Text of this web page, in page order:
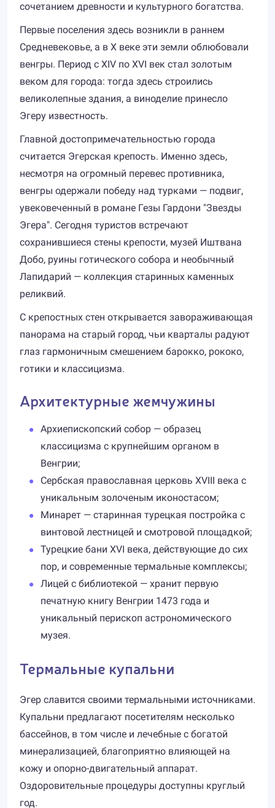
сочетанием древности и культурного богатства.
Первые поселения здесь возникли в раннем
Средневековье, а в X веке эти земли облюбовали
венгры. Период с XIV по XVI век стал золотым
веком для города: тогда здесь строились
великолепные здания, а виноделие принесло
Эгеру известность.
Главной достопримечательностью города
считается Эгерская крепость. Именно здесь,
несмотря на огромный перевес противника,
венгры одержали победу над турками — подвиг,
увековеченный в романе Гезы Гардони "Звезды
Эгера". Сегодня туристов встречают
сохранившиеся стены крепости, музей Иштвана
Добо, руины готического собора и необычный
Лапидарий — коллекция старинных каменных
реликвий.
С крепостных стен открывается завораживающая
панорама на старый город, чьи кварталы радуют
глаз гармоничным смешением барокко, рококо,
готики и классицизма.
Архитектурные жемчужины
Архиепископский собор — образец
классицизма с крупнейшим органом в
Венгрии;
Сербская православная церковь XVIII века с
уникальным золоченым иконостасом;
Минарет — старинная турецкая постройка с
винтовой лестницей и смотровой площадкой;
Турецкие бани XVI века, действующие до сих
пор, и современные термальные комплексы;
Лицей с библиотекой — хранит первую
печатную книгу Венгрии 1473 года и
уникальный перископ астрономического
музея.
Термальные купальни
Эгер славится своими термальными источниками.
Купальни предлагают посетителям несколько
бассейнов, в том числе и лечебные с богатой
минерализацией, благоприятно влияющей на
кожу и опорно-двигательный аппарат.
Оздоровительные процедуры доступны круглый
год.